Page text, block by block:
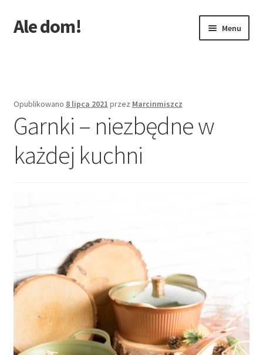
Przejdź
do
Przejdź
do
Ale dom! Menu
Opublikowano 8 lipca 2021 przez Marcinmiszcz
Garnki – niezbędne w
każdej kuchni